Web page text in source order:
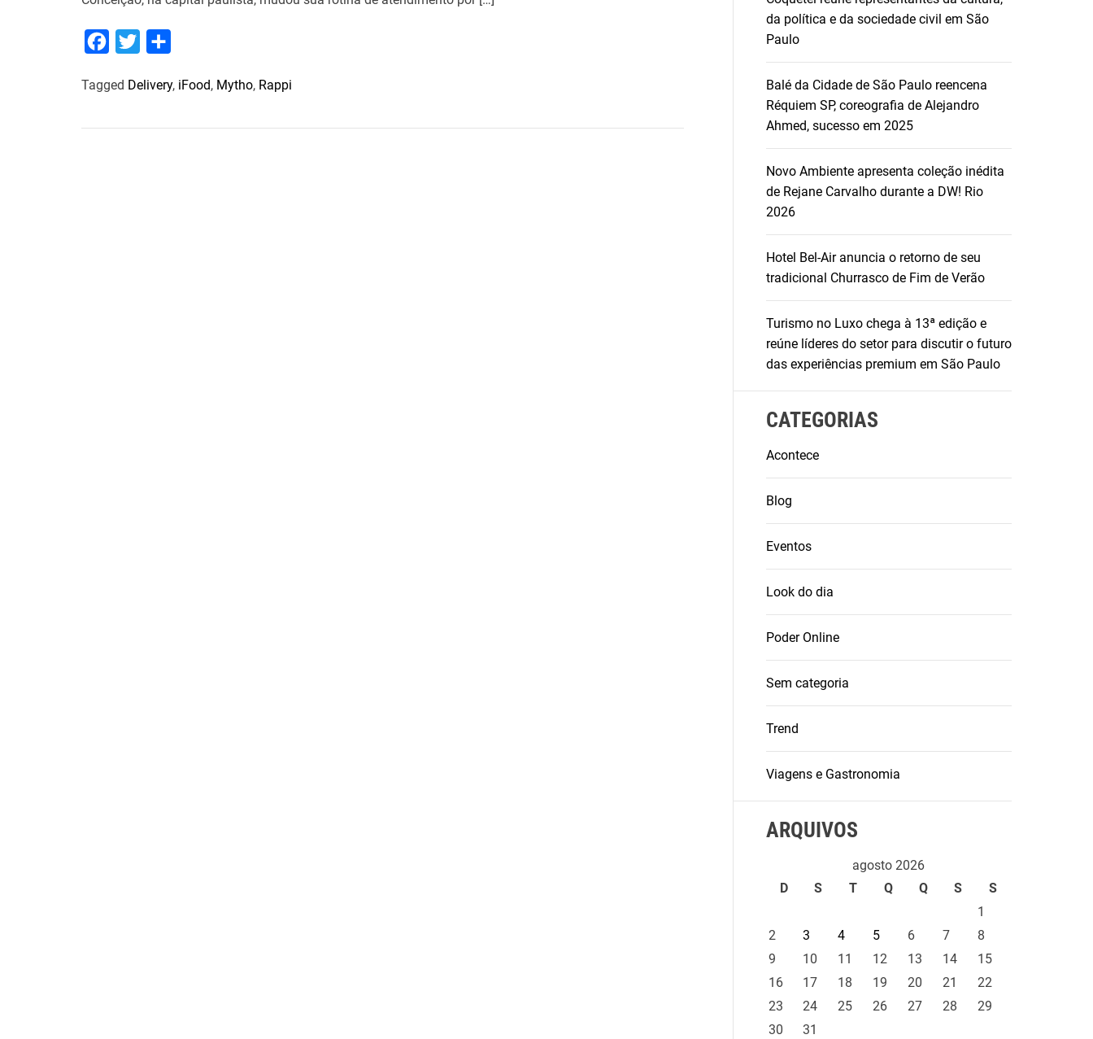
c
i
a
Tagged Delivery, iFood, Mytho, Rappi
da política e da sociedade civil em São
Paulo
Balé da Cidade de São Paulo reencena
Réquiem SP, coreografia de Alejandro
Ahmed, sucesso em 2025
Novo Ambiente apresenta coleção inédita
de Rejane Carvalho durante a DW! Rio
2026
Hotel Bel-Air anuncia o retorno de seu
tradicional Churrasco de Fim de Verão
Turismo no Luxo chega à 13ª edição e
reúne líderes do setor para discutir o futuro
das experiências premium em São Paulo
CATEGORIAS
Acontece
Blog
Eventos
Look do dia
Poder Online
Sem categoria
Trend
Viagens e Gastronomia
ARQUIVOS
agosto 2026
D
S T Q Q S
S
1
2
3 4 5 6 7
8
9
10 11 12 13 14
15
16
17 18 19 20 21
22
23
24 25 26 27 28
29
30
31